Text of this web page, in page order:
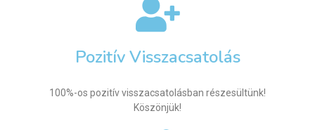
Pozitív Visszacsatolás
100%-os pozitív visszacsatolásban részesültünk!
Köszönjük!